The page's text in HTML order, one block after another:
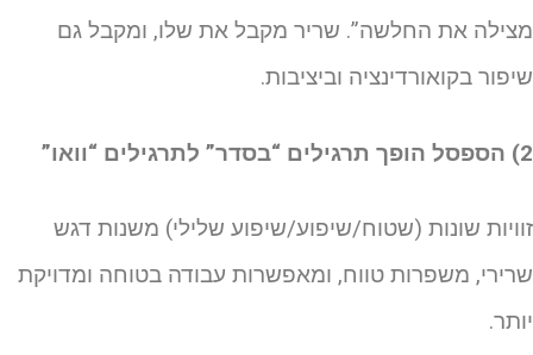
את החלשה”. שריר מקבל את שלו, ומקבל גם
בקואורדינציה וביציבות.
“וואו”
שונות (שטוח/שיפוע/שיפוע שלילי) משנות דגש
משפרות טווח, ומאפשרות עבודה בטוחה ומדויקת